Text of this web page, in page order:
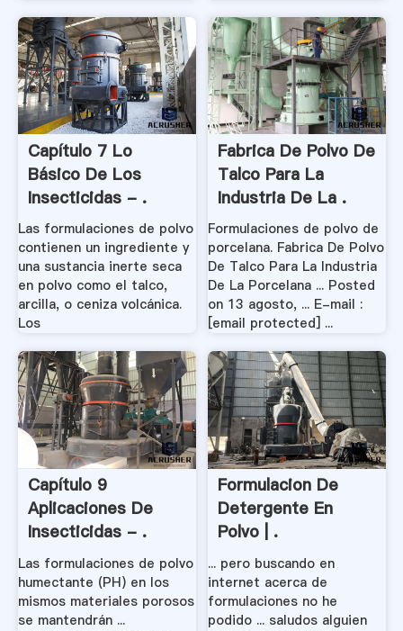
Capítulo 7 Lo
Básico De Los
Insecticidas - .
Las formulaciones de polvo
contienen un ingrediente y
una sustancia inerte seca
en polvo como el talco,
arcilla, o ceniza volcánica.
Los
Fabrica De Polvo De
Talco Para La
Industria De La .
Formulaciones de polvo de
porcelana. Fabrica De Polvo
De Talco Para La Industria
De La Porcelana ... Posted
on 13 agosto, ... E-mail :
[email protected] ...
Capítulo 9
Aplicaciones De
Insecticidas - .
Las formulaciones de polvo
humectante (PH) en los
mismos materiales porosos
se mantendrán ...
Formulacion De
Detergente En
Polvo | .
... pero buscando en
internet acerca de
formulaciones no he
podido ... saludos alguien